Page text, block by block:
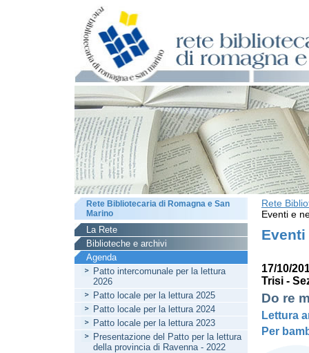
Rete
Eventi e
Eventi
17/10/
Trisi -
Do re
Lettura
Per
Rete Bibliotecaria di Romagna e San
Marino
La Rete
Biblioteche e archivi
Agenda
Patto intercomunale per la lettura
2026
Patto locale per la lettura 2025
Patto locale per la lettura 2024
Patto locale per la lettura 2023
Presentazione del Patto per la lettura
della provincia di Ravenna - 2022